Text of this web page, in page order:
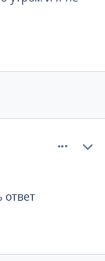
ответ